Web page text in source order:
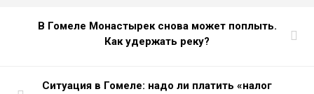
В Гомеле Монастырек снова может поплыть.
Как удержать реку?
Ситуация в Гомеле: надо ли платить «налог